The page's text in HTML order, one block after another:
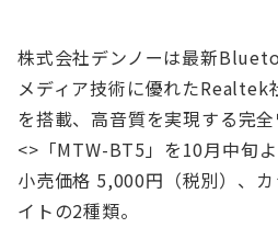
株式会社デンノーは最新
メディア技術に優れたRealtek
を搭載、高音質を実現する完
<>「MTW-BT5」を10月中旬
小売価格 5,000円（税別）、
イトの2種類。